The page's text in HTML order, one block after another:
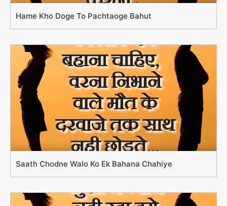
Hame Kho Doge To Pachtaoge Bahut
Saath Chodne Walo Ko Ek Bahana Chahiye